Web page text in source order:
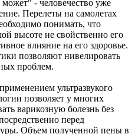
- человечество уже
Перелеты на самолетах
понимать, что
высоте не свойственно его
влияние на его здоровье.
позволяют нивелировать
проблем.
ультразвукого
позволяет у многих
варикозную болезнь без
перед
Объем полученной пены в